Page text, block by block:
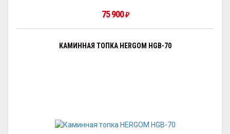
75 900 ₽
КАМИННАЯ ТОПКА HERGOM HGB-70